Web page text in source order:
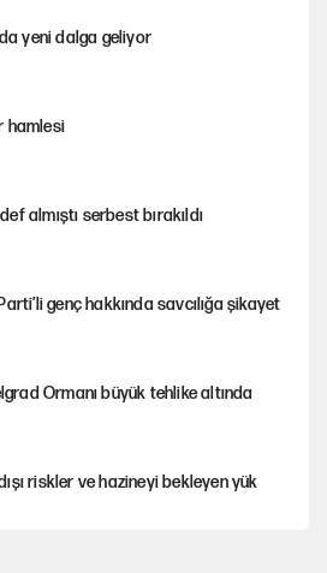
yeni dalga geliyor
hamlesi
almıştı serbest bırakıldı
genç hakkında savcılığa şikayet
Ormanı büyük tehlike altında
riskler ve hazineyi bekleyen yük